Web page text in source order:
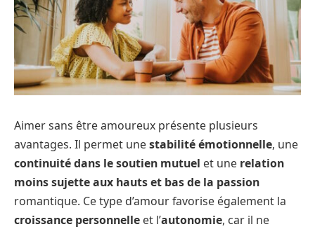
Aimer sans être amoureux présente plusieurs
avantages. Il permet unestabilité émotionnelle, une
continuité dans le soutien mutuel et une relation
moins sujette aux hauts et bas de la passion
romantique. Ce type d’amour favorise également la
croissance personnelle et l’autonomie, car il ne